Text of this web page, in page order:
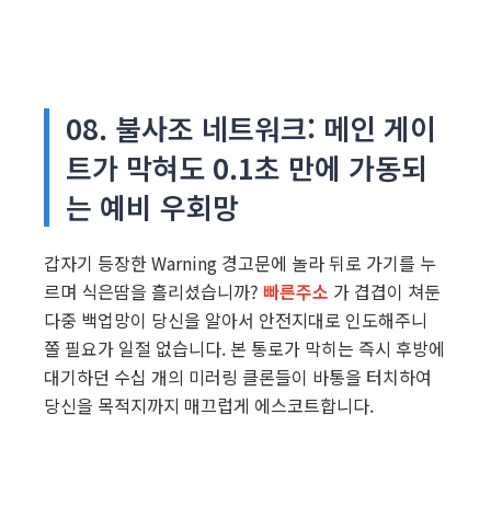
08. 불사조 네트워크: 메인 게이
트가 막혀도 0.1초 만에 가동되
는 예비 우회망
갑자기 등장한 Warning 경고문에 놀라 뒤로 가기를 누
르며 식은땀을 흘리셨습니까? 빠른주소 가 겹겹이 쳐둔
다중 백업망이 당신을 알아서 안전지대로 인도해주니
쫄 필요가 일절 없습니다. 본 통로가 막히는 즉시 후방에
대기하던 수십 개의 미러링 클론들이 바통을 터치하여
당신을 목적지까지 매끄럽게 에스코트합니다.